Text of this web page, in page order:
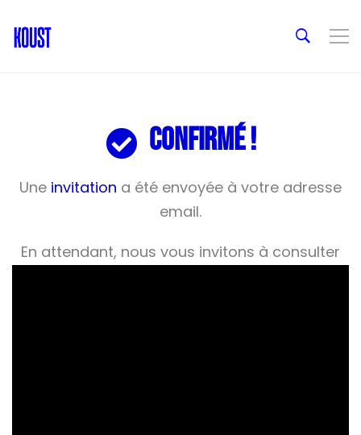
Confirmé !
Une invitation a été envoyée à votre adresse
email.
En attendant, nous vous invitons à consulter